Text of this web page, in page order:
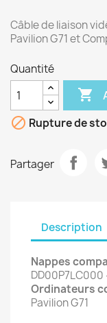
Câble de liaison
Pavilion G71 et
Quantité

 Rupture de
Partager
Description
Nappes
DD00P7LC000
Ordinateurs
Pavilion G71